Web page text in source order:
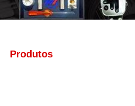
Produtos